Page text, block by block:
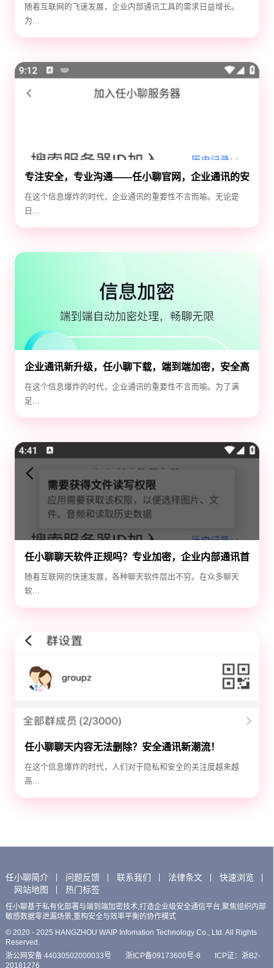
随着互联网的飞速发展，企业内部通讯工具的需求日益增长。
为...
专注安全，专业沟通——任小聊官网，企业通讯的安
全守护神
在这个信息爆炸的时代，企业通讯的重要性不言而喻。无论是
日...
企业通讯新升级，任小聊下载，端到端加密，安全高
效！
在这个信息爆炸的时代，企业通讯的重要性不言而喻。为了满
足...
任小聊聊天软件正规吗？专业加密，企业内部通讯首
选！
随着互联网的快速发展，各种聊天软件层出不穷。在众多聊天
软...
任小聊聊天内容无法删除？安全通讯新潮流！
在这个信息爆炸的时代，人们对于隐私和安全的关注度越来越
高...
任小聊简介 问题反馈 联系我们 法律条文
快速浏览
网站地图
热门标签
任小聊基于私有化部署与端到端加密技术,打造企业级安全通信平台,聚焦组织内部
敏感数据零泄漏场景,重构安全与效率平衡的协作模式
© 2020 - 2025 HANGZHOU WAIP Infomation Technology Co., Ltd. All Rights
Reserved.
浙公网安备 44030502000033号
浙ICP备09173600号-8
ICP证：浙B2-
20181276